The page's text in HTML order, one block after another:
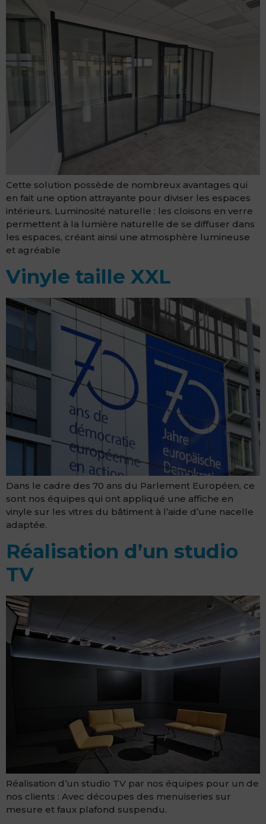
Cette solution possède de nombreux avantages qui
en fait une option attrayante pour diviser les espaces
intérieurs. Luminosité naturelle : les cloisons en verre
permettent à la lumière naturelle de se diffuser dans
les espaces, créant ainsi une atmosphère lumineuse
et agréable
Vinyle taille XXL
Dans le cadre des 70 ans du Parlement Européen, ce
sont nos équipes qui ont appliqué une affiche en
vinyle sur les vitres du bâtiment à l’aide d’une nacelle
adaptée.
Réalisation d’un studio
TV
Réalisation d’un studio TV par nos équipes pour un de
nos clients : Avec découpes des menuiseries sur
mesure et faux plafond suspendu.